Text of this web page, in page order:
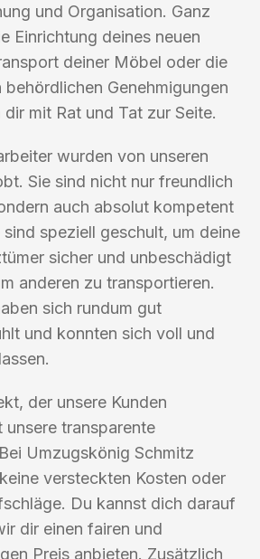
und Organisation. Ganz
Einrichtung deines neuen
deiner Möbel oder die
Genehmigungen
mit Rat und Tat zur Seite.
wurden von unseren
Sie sind nicht nur freundlich
auch absolut kompetent
sind speziell geschult, um deine
sicher und unbeschädigt
anderen zu transportieren.
sich rundum gut
und konnten sich voll und
der unsere Kunden
transparente
Umzugskönig Schmitz
versteckten Kosten oder
Du kannst dich darauf
dir einen fairen und
Preis anbieten. Zusätzlich